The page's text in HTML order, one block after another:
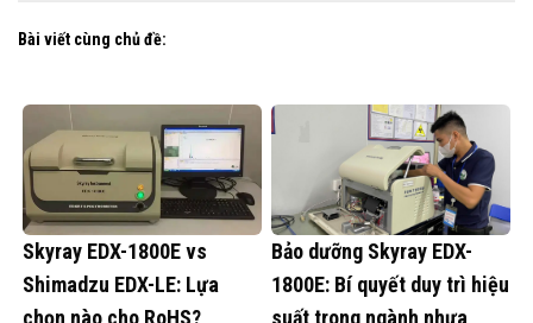
Bài viết cùng chủ đề:
Skyray EDX-1800E vs
Shimadzu EDX-LE: Lựa
chọn nào cho RoHS?
Bảo dưỡng Skyray EDX-
1800E: Bí quyết duy trì hiệu
suất trong ngành nhựa